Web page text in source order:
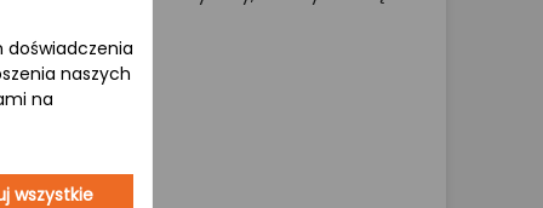
doświadczenia
naszych
na
wszystkie